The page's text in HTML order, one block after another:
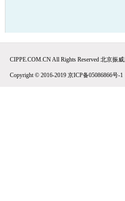
CIPPE.COM.CN All Rights Reserved 北京振
Copyright © 2016-2019 京ICP备05086866号